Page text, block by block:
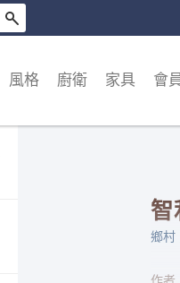
風格 廚衛 家具 會
智
鄉村